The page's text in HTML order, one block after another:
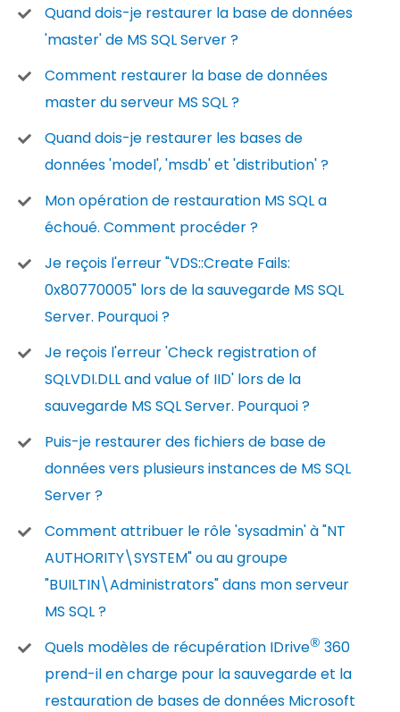
Quand dois-je restaurer la base de données
'master' de MS SQL Server ?
Comment restaurer la base de données
master du serveur MS SQL ?
Quand dois-je restaurer les bases de
données 'model', 'msdb' et 'distribution' ?
Mon opération de restauration MS SQL a
échoué. Comment procéder ?
Je reçois l'erreur "VDS::Create Fails:
0x80770005" lors de la sauvegarde MS SQL
Server. Pourquoi ?
Je reçois l'erreur 'Check registration of
SQLVDI.DLL and value of IID' lors de la
sauvegarde MS SQL Server. Pourquoi ?
Puis-je restaurer des fichiers de base de
données vers plusieurs instances de MS SQL
Server ?
Comment attribuer le rôle 'sysadmin' à "NT
AUTHORITY\SYSTEM" ou au groupe
"BUILTIN\Administrators" dans mon serveur
MS SQL ?
Quels modèles de récupération IDrive® 360
prend-il en charge pour la sauvegarde et la
restauration de bases de données Microsoft